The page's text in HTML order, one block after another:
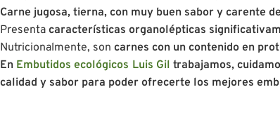
Carne jugosa, tierna, con muy buen sabor y carente
Presenta características organolépticas
Nutricionalmente, son carnes con un contenido en
En Embutidos ecológicos Luis Gil trabajamos,
calidad y sabor para poder ofrecerte los mejores